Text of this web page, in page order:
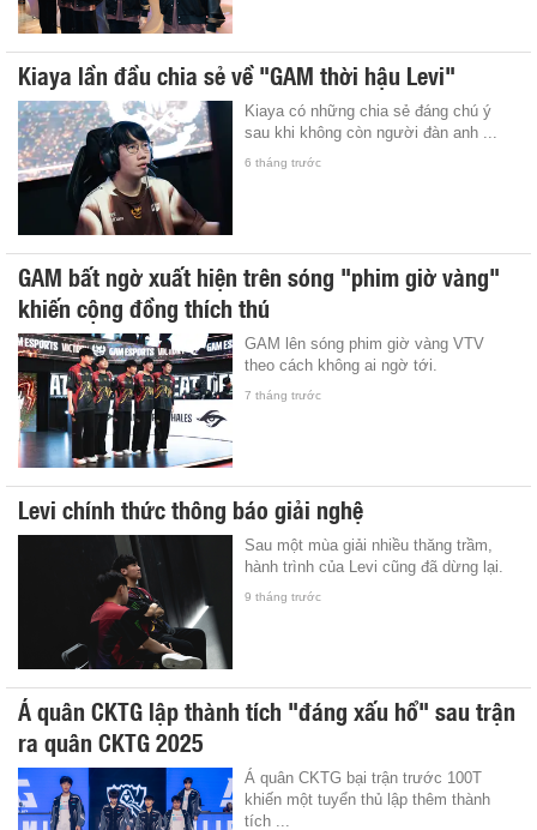
Kiaya lần đầu chia sẻ về "GAM thời hậu Levi"
Kiaya có những chia sẻ đáng chú ý
sau khi không còn người đàn anh ...
6 tháng trước
GAM bất ngờ xuất hiện trên sóng "phim giờ vàng"
khiến cộng đồng thích thú
GAM lên sóng phim giờ vàng VTV
theo cách không ai ngờ tới.
7 tháng trước
Levi chính thức thông báo giải nghệ
Sau một mùa giải nhiều thăng trầm,
hành trình của Levi cũng đã dừng lại.
9 tháng trước
Á quân CKTG lập thành tích "đáng xấu hổ" sau trận
ra quân CKTG 2025
Á quân CKTG bại trận trước 100T
khiến một tuyển thủ lập thêm thành
tích ...